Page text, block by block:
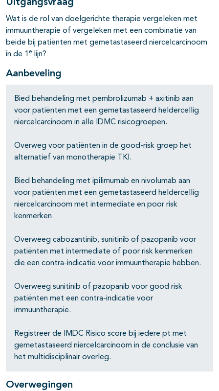
open- en dichtklappen
open- en dichtklappen
Uitgangsvraag
Wat is de rol van doelgerichte therapie vergeleken met
immuuntherapie of vergeleken met een combinatie van
beide bij patiënten met gemetastaseerd niercelcarcinoom
in de 1 e lijn?
Aanbeveling
Bied behandeling met pembrolizumab + axitinib aan
voor patiënten met een gemetastaseerd heldercellig
niercelcarcinoom in alle IDMC risicogroepen.
Overweg voor patiënten in de good-risk groep het
alternatief van monotherapie TKI.
Bied behandeling met ipilimumab en nivolumab aan
voor patiënten met een gemetastaseerd heldercellig
niercelcarcinoom met intermediate en poor risk
kenmerken.
Overweeg cabozantinib, sunitinib of pazopanib voor
patiënten met intermediate of poor risk kenmerken
die een contra-indicatie voor immuuntherapie hebben.
Overweeg sunitinib of pazopanib voor good risk
patiënten met een contra-indicatie voor
immuuntherapie.
Registreer de IMDC Risico score bij iedere pt met
gemetastaseerd niercelcarcinoom in de conclusie van
het multidisciplinair overleg.
Overwegingen